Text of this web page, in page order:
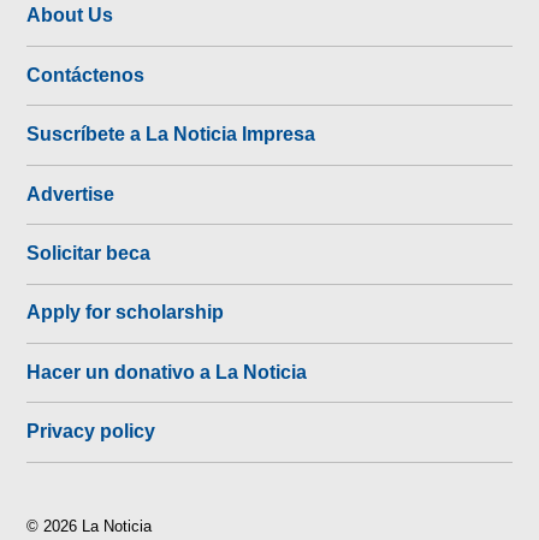
About Us
Contáctenos
Suscríbete a La Noticia Impresa
Advertise
Solicitar beca
Apply for scholarship
Hacer un donativo a La Noticia
Privacy policy
© 2026 La Noticia